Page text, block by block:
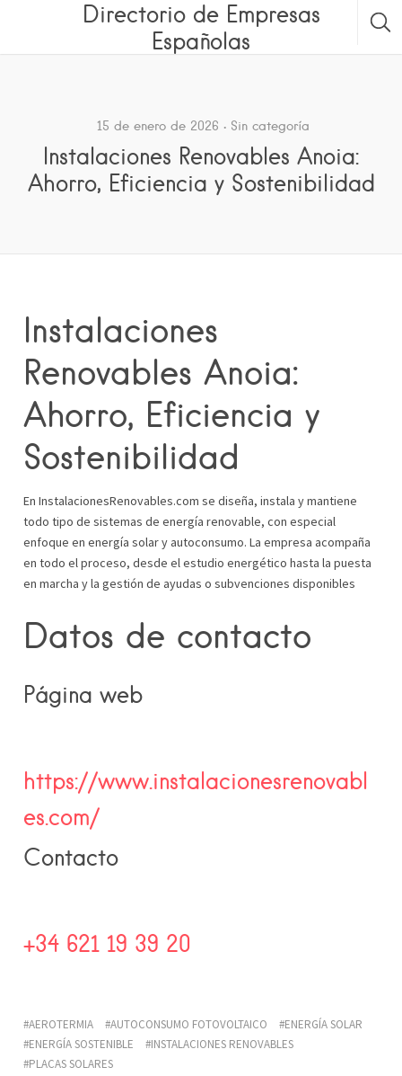
Directorio de Empresas
Españolas
15 de enero de 2026 Sin categoría
Instalaciones Renovables Anoia:
Ahorro, Eficiencia y Sostenibilidad
Instalaciones
Renovables Anoia:
Ahorro, Eficiencia y
Sostenibilidad
En InstalacionesRenovables.com se diseña, instala y mantiene
todo tipo de sistemas de energía renovable, con especial
enfoque en energía solar y autoconsumo. La empresa acompaña
en todo el proceso, desde el estudio energético hasta la puesta
en marcha y la gestión de ayudas o subvenciones disponibles
Datos de contacto
Página web
https://www.instalacionesrenovabl
es.com/
Contacto
+34 621 19 39 20
AEROTERMIA AUTOCONSUMO FOTOVOLTAICO
ENERGÍA SOLAR
ENERGÍA SOSTENIBLE
INSTALACIONES RENOVABLES
PLACAS SOLARES